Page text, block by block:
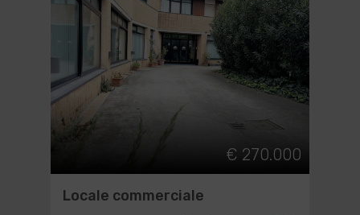
€ 270.000
Locale commerciale